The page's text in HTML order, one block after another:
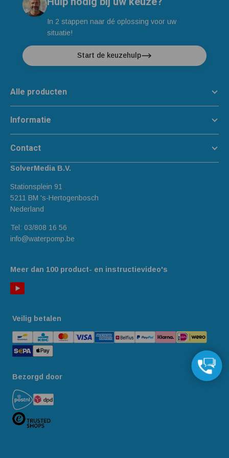
In 2 stappen naar dé oplossing voor uw
situatie!
Start de keuzehulp
Meer dan 100 product- en instructievideo's
Alle producten
Informatie
Contact
SolverMedia B.V.
Stationsplein 91
5211 BM 's-Hertogenbosch
Nederland
Tel: 03/808 16 56
info@waterpomp.be
Veilig betalen
Bezorgd door